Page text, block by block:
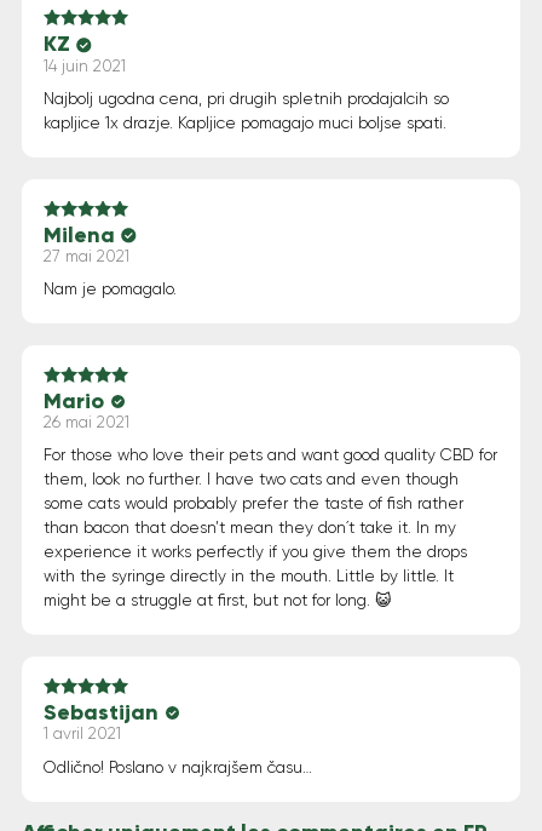
Note4 sur 5
KZ
14 juin 2021
Najbolj ugodna cena, pri drugih spletnih prodajalcih so
kapljice 1x drazje. Kapljice pomagajo muci boljse spati.
Note5sur 5
Milena
27 mai 2021
Nam je pomagalo.
Note5sur 5
Mario
26 mai 2021
For those who love their pets and want good quality CBD for
them, look no further. I have two cats and even though
some cats would probably prefer the taste of fish rather
than bacon that doesn’t mean they don´t take it. In my
experience it works perfectly if you give them the drops
with the syringe directly in the mouth. Little by little. It
might be a struggle at first, but not for long. 😺
Note5 sur 5
Sebastijan
1 avril 2021
Odlično! Poslano v najkrajšem času…